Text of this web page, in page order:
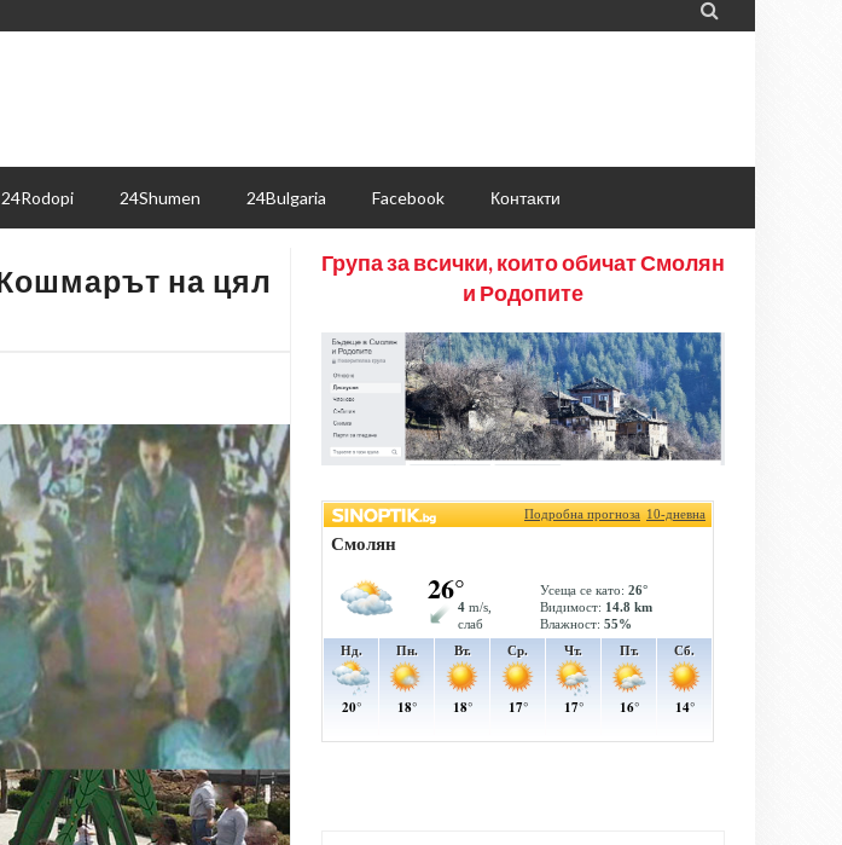

24Rodopi 24Shumen 24Bulgaria Facebook Контакти
на цял
Група за всички, които обичат Смолян
и Родопите